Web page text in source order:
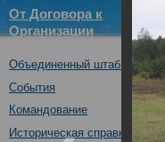
От Договора к
Организации
Объединенный штаб ОДКБ
События
Командование
Историческая справка